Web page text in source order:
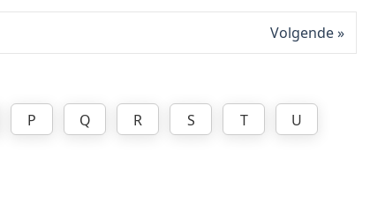
Volgende
P Q R S T
U